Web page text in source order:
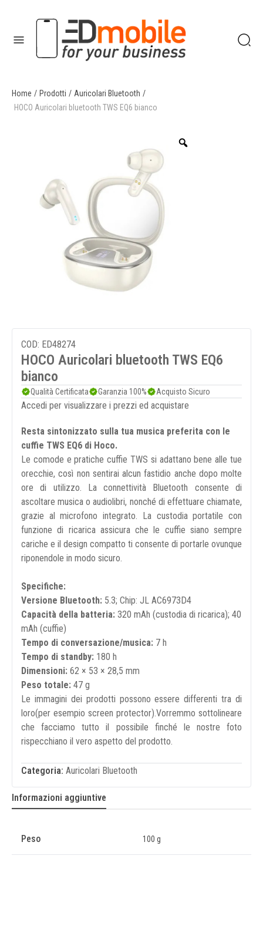
Home / Prodotti / Auricolari Bluetooth /
HOCO Auricolari bluetooth TWS EQ6 bianco
COD: ED48274
HOCO Auricolari bluetooth TWS EQ6
bianco
Qualità Certificata Garanzia 100% Acquisto Sicuro
Accedi per visualizzare i prezzi ed acquistare
Resta sintonizzato sulla tua musica preferita con le
cuffie TWS EQ6 di Hoco.
Le comode e pratiche cuffie TWS si adattano bene alle tue
orecchie, così non sentirai alcun fastidio anche dopo molte
ore di utilizzo. La connettività Bluetooth consente di
ascoltare musica o audiolibri, nonché di effettuare chiamate,
grazie al microfono integrato. La custodia portatile con
funzione di ricarica assicura che le cuffie siano sempre
cariche e il design compatto ti consente di portarle ovunque
riponendole in modo sicuro.
Specifiche:
Versione Bluetooth: 5.3; Chip: JL AC6973D4
Capacità della batteria: 320 mAh (custodia di ricarica); 40
mAh (cuffie)
Tempo di conversazione/musica: 7 h
Tempo di standby: 180 h
Dimensioni: 62 × 53 × 28,5 mm
Peso totale: 47 g
Le immagini dei prodotti possono essere differenti tra di
loro(per esempio screen protector).Vorremmo sottolineare
che facciamo tutto il possibile finché le nostre foto
rispecchiano il vero aspetto del prodotto.
Categoria: Auricolari Bluetooth
Informazioni aggiuntive
Peso 100 g